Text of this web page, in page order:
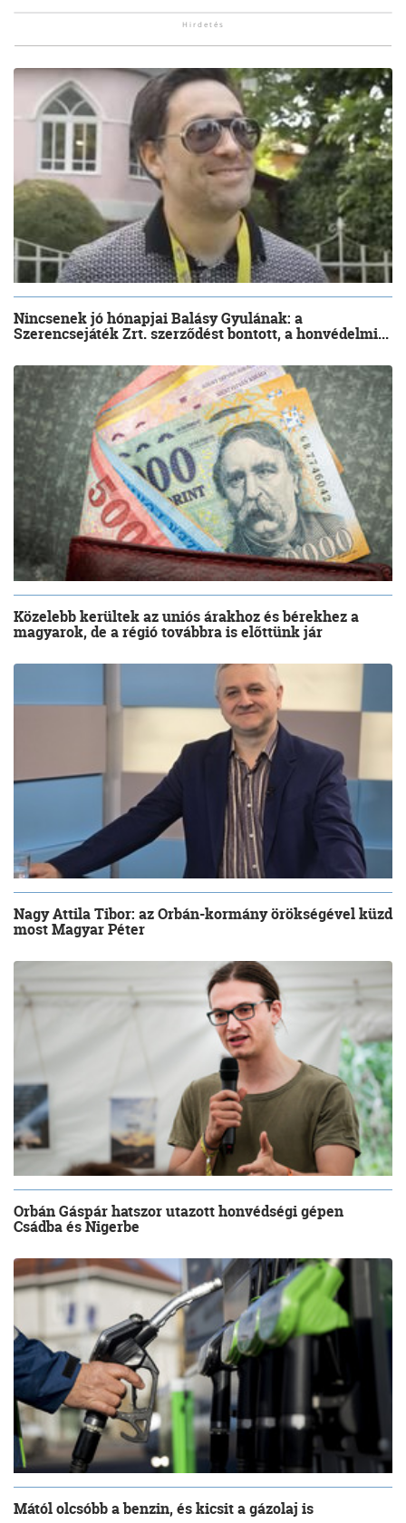
Nincsenek jó hónapjai Balásy Gyulának: a
Szerencsejáték Zrt. szerződést bontott, a honvédelmi...
Közelebb kerültek az uniós árakhoz és bérekhez a
magyarok, de a régió továbbra is előttünk jár
Nagy Attila Tibor: az Orbán-kormány örökségével küzd
most Magyar Péter
Orbán Gáspár hatszor utazott honvédségi gépen
Csádba és Nigerbe
Mától olcsóbb a benzin, és kicsit a gázolaj is